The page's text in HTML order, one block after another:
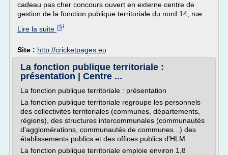
cadeau pas cher concours ouvert en externe centre de
gestion de la fonction publique territoriale du nord 14, rue...
Lire la suite
Site : http://cricketpages.eu
La fonction publique territoriale :
présentation | Centre ...
La fonction publique territoriale : présentation
La fonction publique territoriale regroupe les personnels
des collectivités territoriales (communes, départements,
régions), des structures intercommunales (communautés
d'agglomérations, communautés de communes...) des
établissements publics et des offices publics d'HLM.
La fonction publique territoriale emploie environ 1,8